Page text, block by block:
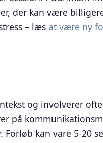
der kan være
– læs at være ny
og involverer
på
kan vare 5-20